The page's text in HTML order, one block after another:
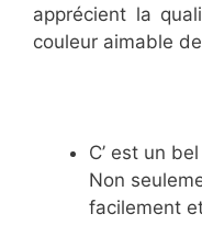
apprécient la
couleur aimable
C’ est un
Non
facilement